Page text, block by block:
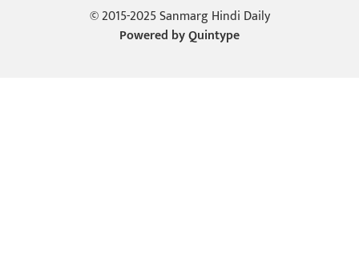
© 2015-2025 Sanmarg Hindi Daily
Powered byQuintype